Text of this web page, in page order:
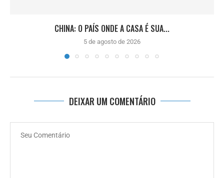
CHINA: O PAÍS ONDE A CASA É SUA...
5 de agosto de 2026
DEIXAR UM COMENTÁRIO